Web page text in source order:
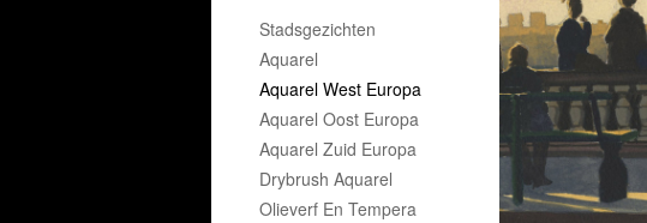
Stadsgezichten
Aquarel
Aquarel West Europa
Aquarel Oost Europa
Aquarel Zuid Europa
Drybrush Aquarel
Olieverf En Tempera